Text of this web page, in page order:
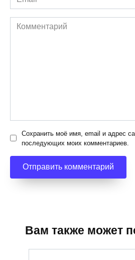
*
Комментарий
Сохранить моё имя, email и адрес
последующих моих комментариев.
Вам также может